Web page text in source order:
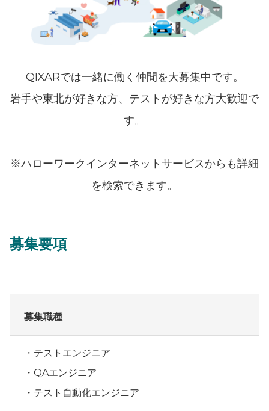
QIXARでは一緒に働く仲間を大募集中です。
岩手や東北が好きな方、テストが好きな方大歓迎で
す。
※ハローワークインターネットサービスからも詳細
を検索できます。
募集要項
募集職種
テストエンジニア
QAエンジニア
テスト自動化エンジニア